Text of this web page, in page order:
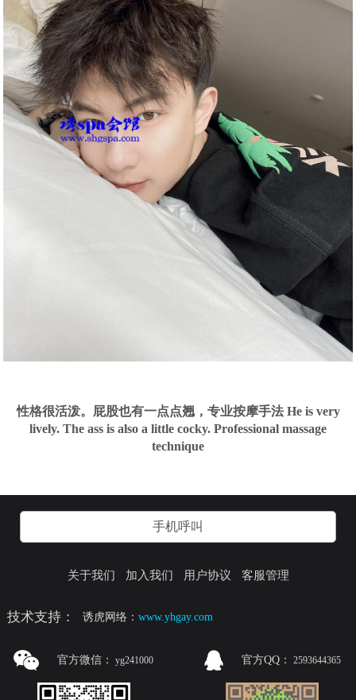
性格很活泼。屁股也有一点点翘，专业按摩手法 He is very
lively. The ass is also a little cocky. Professional massage
technique
手机呼叫
关于我们 加入我们 用户协议 客服管理
技术支持： 诱虎网络：www.yhgay.com
官方微信： yg241000 官方QQ： 2593644365